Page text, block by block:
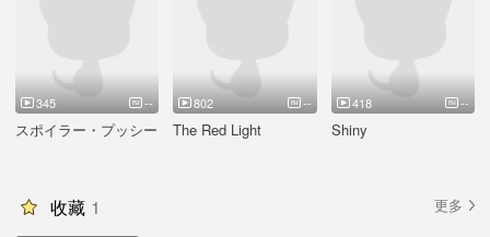
スポイラー・プッシー
345 --
The Red Light
802 --
Shiny
418 --
收藏 1 更多